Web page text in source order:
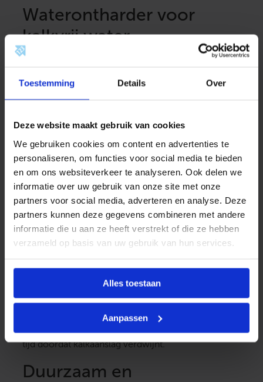
Toestemming Details Over
Deze website maakt gebruik van cookies
We gebruiken cookies om content en advertenties te
personaliseren, om functies voor social media te bieden
en om ons websiteverkeer te analyseren. Ook delen we
informatie over uw gebruik van onze site met onze
partners voor social media, adverteren en analyse. Deze
partners kunnen deze gegevens combineren met andere
informatie die u aan ze heeft verstrekt of die ze hebben
verzameld op basis van uw gebruik van hun services.
Alles toestaan
Aanpassen
Waterontharder voor
kalkvrij water
waterontharder filtert deze kalkdeeltjes uit het
comfort, maar ook voor de levensduur van
apparaten zoals wasmachines en boilers. Minder
kalkaanslag betekent bovendien dat u minder
schoonmaakmiddelen en energie nodig heeft, wat
gunstig is voor zowel het milieu als uw
portemonnee.
Zacht water in de hele
woning
de watertoevoer, waardoor alle tappunten in huis
profiteren van zacht water. In badkamer, keuken en
wasruimte merkt u direct het verschil. Huid en haar
tijd doordat kalkaanslag verdwijnt.
Duurzaam en